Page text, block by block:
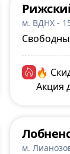
м. ВДНХ -
🔥
Акция
м.